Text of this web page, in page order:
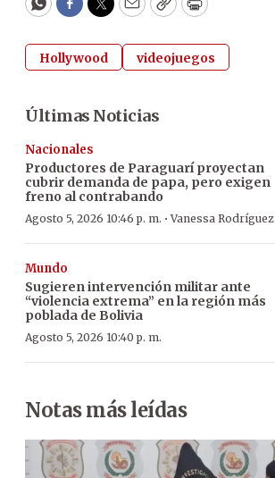
WhatsApp
Facebook
Twitter
EmailCopyPrint
Hollywood videojuegos
Últimas Noticias
Nacionales
Productores de Paraguarí proyectan
cubrir demanda de papa, pero exigen
freno al contrabando
Agosto 5, 2026 10:46 p. m. ·Vanessa Rodríguez
Mundo
Sugieren intervención militar ante
“violencia extrema” en la región más
poblada de Bolivia
Agosto 5, 2026 10:40 p. m.
Notas más leídas